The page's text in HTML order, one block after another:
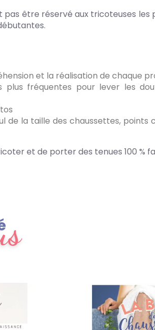
être réservé aux tricoteuses les
et la réalisation de chaque
plus fréquentes pour lever les
de la taille des chaussettes, points
et de porter des tenues 100 %